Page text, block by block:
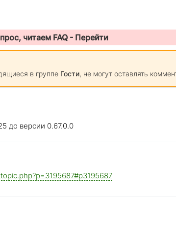
читаем FAQ - Перейти
в группе Гости, не могут оставлять
до версии 0.67.0.0